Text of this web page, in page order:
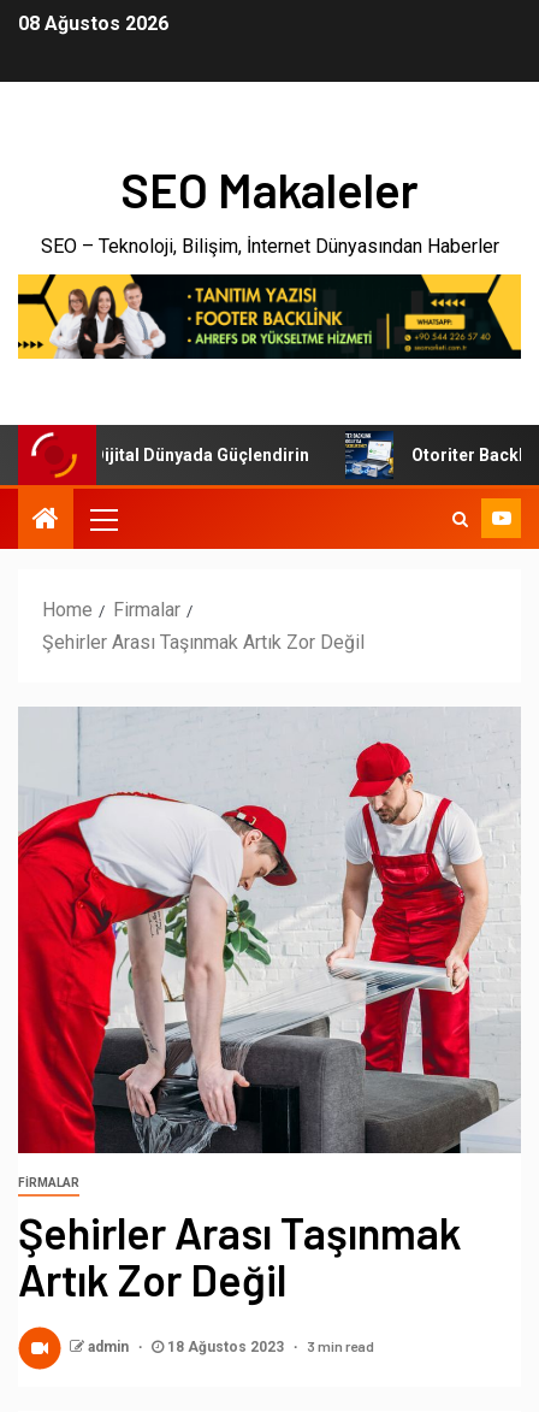
08 Ağustos 2026
SEO Makaleler
SEO – Teknoloji, Bilişim, İnternet Dünyasından Haberler
Dijital Dünyada Güçlendirin Otoriter Backlink ile
Home
Firmalar
Şehirler Arası Taşınmak Artık Zor Değil
FIRMALAR
Şehirler Arası Taşınmak
Artık Zor Değil
admin 18 Ağustos 2023 3 min read